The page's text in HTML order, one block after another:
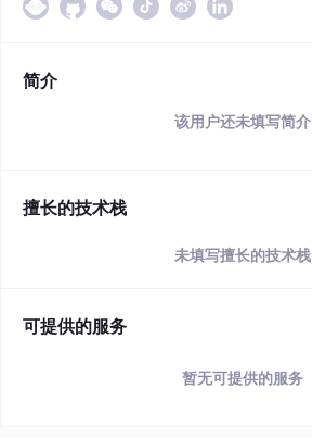
简介
该用户还未填写简介
擅长的技术栈
未填写擅长的技术栈
可提供的服务
暂无可提供的服务